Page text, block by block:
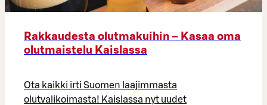
Rakkaudesta olutmakuihin – Kasaa oma
olutmaistelu Kaislassa
Ota kaikki irti Suomen laajimmasta
olutvalikoimasta! Kaislassa nyt uudet